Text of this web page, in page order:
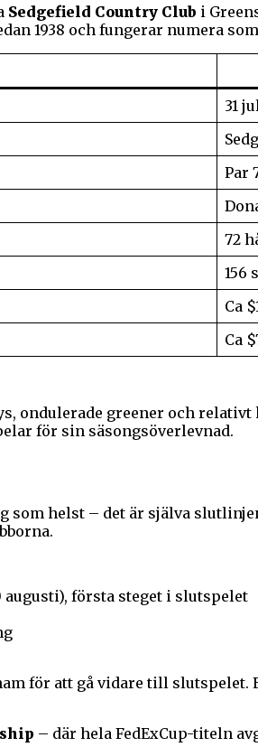
Sedgefield Country Club i
1938 och fungerar numera
31
Par
72
156
Ca
Ca
ondulerade greener och
för sin säsongsöverlevnad.
som helst – det är själva
augusti), första steget i slutspelet
för att gå vidare till slutspelet.
– där hela FedExCup-titeln